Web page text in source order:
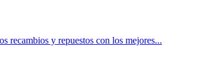
recambios y repuestos con los mejores...